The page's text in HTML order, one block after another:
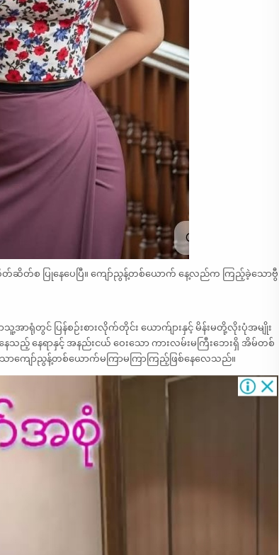
တိတ်ဆိတ်စ ပြုနေပေပြီ။ ကျော်ညွန့်တစ်ယောက် နေ့လည်က ကြည့်ခဲ့သောဗွီ
အာရုံတွင် ပြန်စဉ်းစားလိုက်တိုင်း ယောက်ျားနှင့် မိန်းမတို့လိုးပုံအမျိုး
နေရာနှင့် အနည်းငယ် ဝေးသော ကားလမ်းမကြီးဘေးရှိ အိမ်တစ်
ာကျော်ညွန့်တစ်ယောက်မကြာမကြာကြည့်ဖြစ်နေလေသည်။